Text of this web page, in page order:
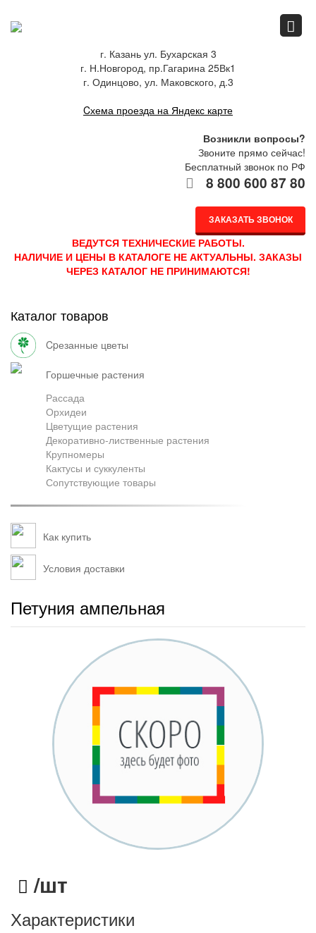
г. Казань ул. Бухарская 3
г. Н.Новгород, пр.Гагарина 25Вк1
г. Одинцово, ул. Маковского, д.3
Cхема проезда на Яндекс карте
Возникли вопросы?
Звоните прямо сейчас!
Бесплатный звонок по РФ
8 800 600 87 80
ЗАКАЗАТЬ ЗВОНОК
Спец.предложения
О компании
Грузоперевозки
Контакты
Франшиза
ВЕДУТСЯ ТЕХНИЧЕСКИЕ РАБОТЫ.
НАЛИЧИЕ И ЦЕНЫ В КАТАЛОГЕ НЕ АКТУАЛЬНЫ. ЗАКАЗЫ
ЧЕРЕЗ КАТАЛОГ НЕ ПРИНИМАЮТСЯ!
Каталог товаров
cpезанные цветы
горшечные растения
Рассада
Орхидеи
Цветущие растения
Декоративно-лиственные растения
Крупномеры
Кактусы и суккуленты
Сопутствующие товары
Как купить
Условия доставки
Петуния ампельная
/шт
Характеристики